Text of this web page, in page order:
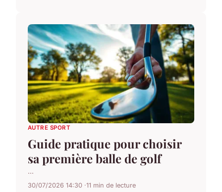
AUTRE SPORT
Guide pratique pour choisir
sa première balle de golf
...
30/07/2026 14:30 11 min de lecture